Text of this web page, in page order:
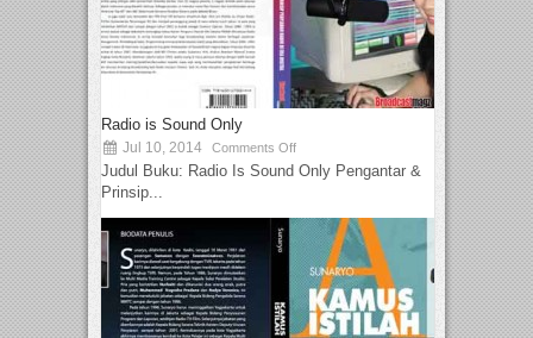
Radio is Sound Only
Jul 10, 2014 Comments Off
Judul Buku: Radio Is Sound Only Pengantar &
Prinsip...